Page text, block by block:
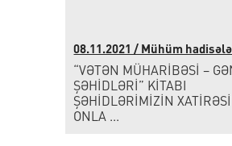
08.11.2021 / Mühüm
“VƏTƏN MÜHARİBƏSİ –
ŞƏHİDLƏRİ” KİTABI
ŞƏHİDLƏRİMİZİN
ONLA ...